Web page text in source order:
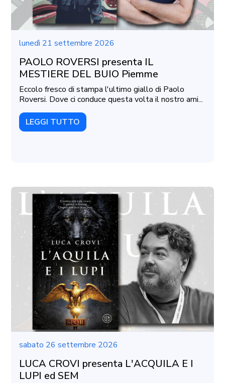
lunedì 21 settembre 2026
PAOLO ROVERSI presenta IL
MESTIERE DEL BUIO Piemme
Eccolo fresco di stampa l'ultimo giallo di Paolo
Roversi. Dove ci conduce questa volta il nostro ami...
LEGGI TUTTO
sabato 26 settembre 2026
LUCA CROVI presenta L'ACQUILA E I
LUPI ed SEM